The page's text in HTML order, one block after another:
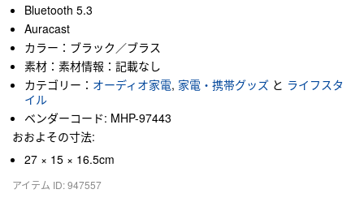
Bluetooth 5.3
Auracast
カラー：ブラック／ブラス
素材：素材情報：記載なし
カテゴリー： オーディオ家電, 家電・携帯グッズ と ライフスタ
イル
ベンダーコード: MHP-97443
おおよその寸法:
27 × 15 × 16.5cm
アイテム ID: 947557